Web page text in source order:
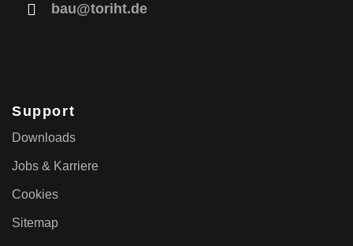
bau@toriht.de
Support
Downloads
Jobs & Karriere
Cookies
Sitemap